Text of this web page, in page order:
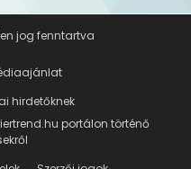
hirdetőknek
portálon történő
jog fenntartva